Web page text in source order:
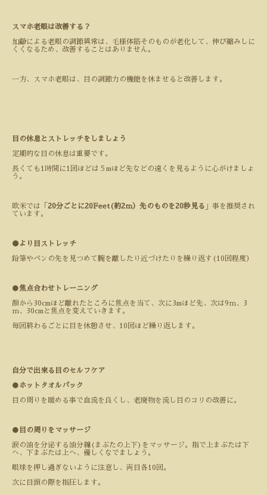
スマホ老眼は改善する？
加齢による老眼の調節異常は、毛様体筋そのものが老化して、伸び縮みしに
くくなるため、改善することはありません。
一方、スマホ老眼は、目の調節力の機能を休ませると改善します。
目の休息とストレッチをしましょう
定期的な目の休息は重要です。
長くても 1 時間に 1 回ほどは５ mほど先などの遠くを見るように心がけましょ
う。
欧米では「 20分ごとに20Feet(約2ｍ）先のものを20秒見る 」事を推奨され
ています。
● より目ストレッチ
鉛筆やペンの先を見つめて腕を離したり近づけたりを繰り返す( 10 回程度）
●焦点合わせトレーニング
顔から 30cmほど離れたところに焦点を当て、次に 3mほど先、次は9ｍ、 3
ｍ、 30cm と焦点を変えていきます。
毎回終わるごとに目を休憩させ、 10 回ほど繰り返します。
自分で出来る目のセルフケア
●ホットタオルパック
目の周りを暖める事で血流を良くし、老廃物を流し目のコリの改善に。
● 目の周りをマッサージ
涙の油を分泌する油分線(まぶたの上下)をマッサージ。指で上まぶたは下
へ、下まぶたは上へ、優しくなでましょう。
眼球を押し過ぎないように注意し、両目各10 回。
次に目頭の際を指圧します。